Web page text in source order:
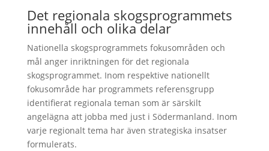
Det regionala skogsprogrammets
innehåll och olika delar
Nationella skogsprogrammets fokusområden och
mål anger inriktningen för det regionala
skogsprogrammet. Inom respektive nationellt
fokusområde har programmets referensgrupp
identifierat regionala teman som är särskilt
angelägna att jobba med just i Södermanland. Inom
varje regionalt tema har även strategiska insatser
formulerats.